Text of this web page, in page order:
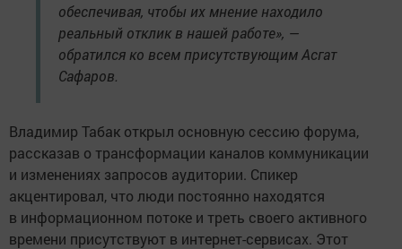
обеспечивая, чтобы их мнение находило
реальный отклик в нашей работе», —
обратился ко всем присутствующим Асгат
Сафаров.
Владимир Табак открыл основную сессию форума,
рассказав о трансформации каналов коммуникации
и изменениях запросов аудитории. Спикер
акцентировал, что люди постоянно находятся
в информационном потоке и треть своего активного
времени присутствуют в интернет-сервисах. Этот